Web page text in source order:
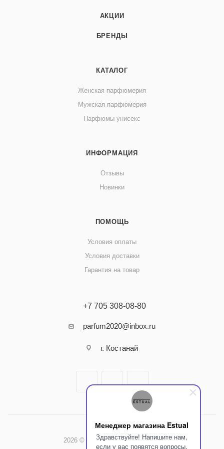
Менеджер магазина Estual
Здравствуйте! Напишите нам,
если у вас появятся вопросы.
АКЦИИ
БРЕНДЫ
КАТАЛОГ
Женская парфюмерия
Мужская парфюмерия
Парфюмы унисекс
ИНФОРМАЦИЯ
Отзывы
Новинки
ПОМОЩЬ
Условия оплаты
Условия доставки
Гарантия на товар
+7 705 308-08-80
parfum2020@inbox.ru
г. Костанай
2026 © Интернет-магазин Estual